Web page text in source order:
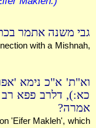
גבי משנה אתמר
with a Mishnah,
וא"ת' א"כ נימא
כא:), דלרב פפא רב
אמרה?
'Eifer Makleh', which